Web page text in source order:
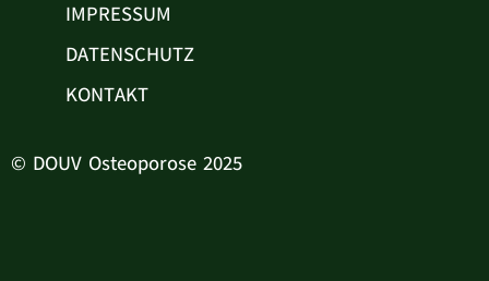
IMPRESSUM
DATENSCHUTZ
KONTAKT
© DOUV Osteoporose 2025